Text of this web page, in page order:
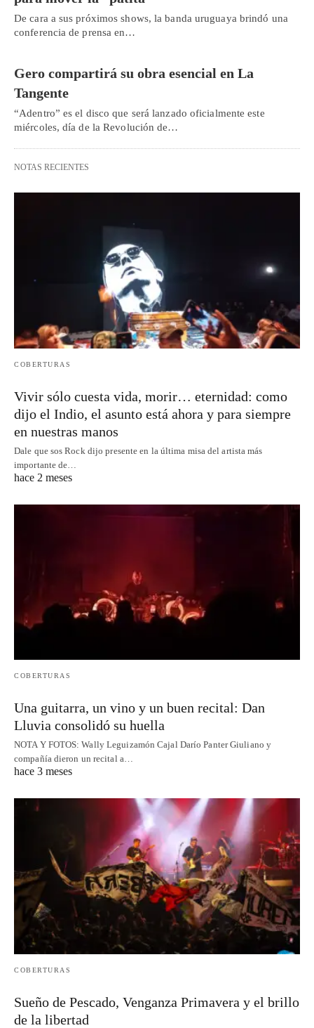
De cara a sus próximos shows, la banda uruguaya brindó una
conferencia de prensa en…
Gero compartirá su obra esencial en La
Tangente
“Adentro” es el disco que será lanzado oficialmente este
miércoles, día de la Revolución de…
NOTAS RECIENTES
COBERTURAS
Vivir sólo cuesta vida, morir… eternidad: como
dijo el Indio, el asunto está ahora y para siempre
en nuestras manos
Dale que sos Rock dijo presente en la última misa del artista más
importante de…
hace 2 meses
COBERTURAS
Una guitarra, un vino y un buen recital: Dan
Lluvia consolidó su huella
NOTA Y FOTOS: Wally Leguizamón Cajal Darío Panter Giuliano y
compañía dieron un recital a…
hace 3 meses
COBERTURAS
Sueño de Pescado, Venganza Primavera y el brillo
de la libertad